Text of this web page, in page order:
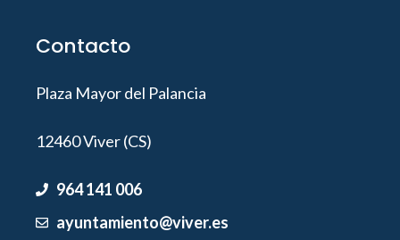
Contacto
Plaza Mayor del Palancia
12460 Viver (CS)
964 141 006
ayuntamiento@viver.es